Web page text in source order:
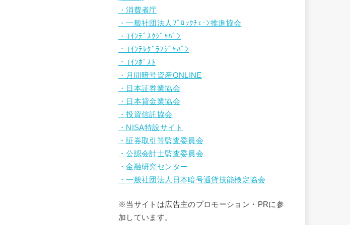
・消費者庁
・一般社団法人ﾌﾞﾛｯｸﾁｪｰﾝ推進協会
・ｺｲﾝﾃﾞｽｸｼﾞｬﾊﾟﾝ
・ｺｲﾝﾃﾚｸﾞﾗﾌｼﾞｬﾊﾟﾝ
・ｺｲﾝﾎﾟｽﾄ
・月間暗号資産ONLINE
・日本証券業協会
・日本貸金業協会
・投資信託協会
・NISA特設サイト
・証券取引等監査委員会
・公認会計士監査委員会
・金融研究センター
・一般社団法人日本暗号通貨技能検定協会
※当サイトは広告主のプロモーション・PRに参
加しています。